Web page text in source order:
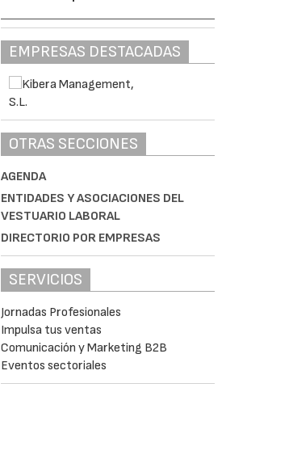
EMPRESAS DESTACADAS
OTRAS SECCIONES
AGENDA
ENTIDADES Y ASOCIACIONES DEL
VESTUARIO LABORAL
DIRECTORIO POR EMPRESAS
SERVICIOS
Jornadas Profesionales
Impulsa tus ventas
Comunicación y Marketing B2B
Eventos sectoriales